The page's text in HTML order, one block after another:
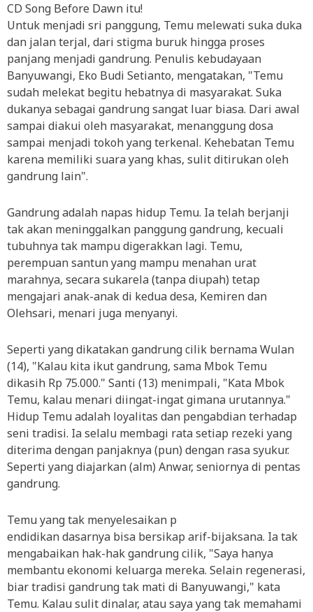
CD Song Before Dawn itu!
Untuk menjadi sri panggung, Temu melewati suka duka
dan jalan terjal, dari stigma buruk hingga proses
panjang menjadi gandrung. Penulis kebudayaan
Banyuwangi, Eko Budi Setianto, mengatakan, "Temu
sudah melekat begitu hebatnya di masyarakat. Suka
dukanya sebagai gandrung sangat luar biasa. Dari awal
sampai diakui oleh masyarakat, menanggung dosa
sampai menjadi tokoh yang terkenal. Kehebatan Temu
karena memiliki suara yang khas, sulit ditirukan oleh
gandrung lain".
Gandrung adalah napas hidup Temu. Ia telah berjanji
tak akan meninggalkan panggung gandrung, kecuali
tubuhnya tak mampu digerakkan lagi. Temu,
perempuan santun yang mampu menahan urat
marahnya, secara sukarela (tanpa diupah) tetap
mengajari anak-anak di kedua desa, Kemiren dan
Olehsari, menari juga menyanyi.
Seperti yang dikatakan gandrung cilik bernama Wulan
(14), "Kalau kita ikut gandrung, sama Mbok Temu
dikasih Rp 75.000." Santi (13) menimpali, "Kata Mbok
Temu, kalau menari diingat-ingat gimana urutannya."
Hidup Temu adalah loyalitas dan pengabdian terhadap
seni tradisi. Ia selalu membagi rata setiap rezeki yang
diterima dengan panjaknya (pun) dengan rasa syukur.
Seperti yang diajarkan (alm) Anwar, seniornya di pentas
gandrung.
Temu yang tak menyelesaikan p
endidikan dasarnya bisa bersikap arif-bijaksana. Ia tak
mengabaikan hak-hak gandrung cilik, "Saya hanya
membantu ekonomi keluarga mereka. Selain regenerasi,
biar tradisi gandrung tak mati di Banyuwangi," kata
Temu. Kalau sulit dinalar, atau saya yang tak memahami